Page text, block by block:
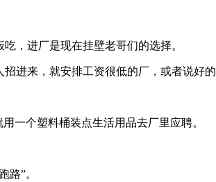
，进厂是现在挂壁老哥们的选择。
进来，就安排工资很低的厂，或者说好
一个塑料桶装点生活用品去厂里应聘。
路”。